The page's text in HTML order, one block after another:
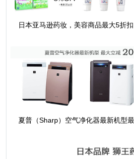
日本亚马逊药妆，美容商品最大5折扣
夏普（Sharp）空气净化器最新机型